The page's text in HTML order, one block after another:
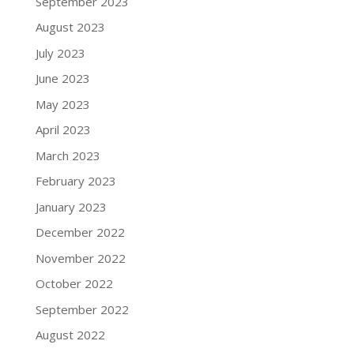
August 2023
July 2023
June 2023
May 2023
April 2023
March 2023
February 2023
January 2023
December 2022
November 2022
October 2022
September 2022
August 2022